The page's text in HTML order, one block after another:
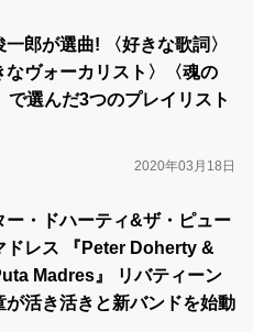
一郎が選曲! 〈好きな歌詞〉
なヴォーカリスト〉〈魂の
で選んだ3つのプレイリスト
2020年03月18日
ー・ドハーティ&ザ・ピュー
ドレス 『Peter Doherty &
Madres』 リバティーン
が活き活きと新バンドを始動